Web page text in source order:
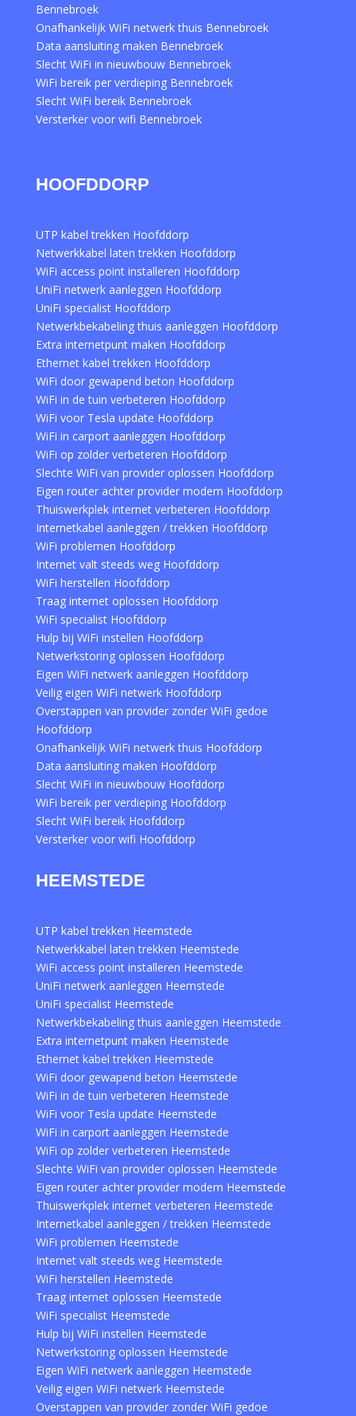
Bennebroek
Onafhankelijk WiFi netwerk thuis Bennebroek
Data aansluiting maken Bennebroek
Slecht WiFi in nieuwbouw Bennebroek
WiFi bereik per verdieping Bennebroek
Slecht WiFi bereik Bennebroek
Versterker voor wifi Bennebroek
HOOFDDORP
UTP kabel trekken Hoofddorp
Netwerkkabel laten trekken Hoofddorp
WiFi access point installeren Hoofddorp
UniFi netwerk aanleggen Hoofddorp
UniFi specialist Hoofddorp
Netwerkbekabeling thuis aanleggen Hoofddorp
Extra internetpunt maken Hoofddorp
Ethernet kabel trekken Hoofddorp
WiFi door gewapend beton Hoofddorp
WiFi in de tuin verbeteren Hoofddorp
WiFi voor Tesla update Hoofddorp
WiFi in carport aanleggen Hoofddorp
WiFi op zolder verbeteren Hoofddorp
Slechte WiFi van provider oplossen Hoofddorp
Eigen router achter provider modem Hoofddorp
Thuiswerkplek internet verbeteren Hoofddorp
Internetkabel aanleggen / trekken Hoofddorp
WiFi problemen Hoofddorp
Internet valt steeds weg Hoofddorp
WiFi herstellen Hoofddorp
Traag internet oplossen Hoofddorp
WiFi specialist Hoofddorp
Hulp bij WiFi instellen Hoofddorp
Netwerkstoring oplossen Hoofddorp
Eigen WiFi netwerk aanleggen Hoofddorp
Veilig eigen WiFi netwerk Hoofddorp
Overstappen van provider zonder WiFi gedoe
Hoofddorp
Onafhankelijk WiFi netwerk thuis Hoofddorp
Data aansluiting maken Hoofddorp
Slecht WiFi in nieuwbouw Hoofddorp
WiFi bereik per verdieping Hoofddorp
Slecht WiFi bereik Hoofddorp
Versterker voor wifi Hoofddorp
HEEMSTEDE
UTP kabel trekken Heemstede
Netwerkkabel laten trekken Heemstede
WiFi access point installeren Heemstede
UniFi netwerk aanleggen Heemstede
UniFi specialist Heemstede
Netwerkbekabeling thuis aanleggen Heemstede
Extra internetpunt maken Heemstede
Ethernet kabel trekken Heemstede
WiFi door gewapend beton Heemstede
WiFi in de tuin verbeteren Heemstede
WiFi voor Tesla update Heemstede
WiFi in carport aanleggen Heemstede
WiFi op zolder verbeteren Heemstede
Slechte WiFi van provider oplossen Heemstede
Eigen router achter provider modem Heemstede
Thuiswerkplek internet verbeteren Heemstede
Internetkabel aanleggen / trekken Heemstede
WiFi problemen Heemstede
Internet valt steeds weg Heemstede
WiFi herstellen Heemstede
Traag internet oplossen Heemstede
WiFi specialist Heemstede
Hulp bij WiFi instellen Heemstede
Netwerkstoring oplossen Heemstede
Eigen WiFi netwerk aanleggen Heemstede
Veilig eigen WiFi netwerk Heemstede
Overstappen van provider zonder WiFi gedoe